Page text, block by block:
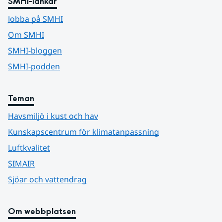
Jobba på SMHI
Om SMHI
SMHI-bloggen
SMHI-podden
Teman
Havsmiljö i kust och hav
Kunskapscentrum för klimatanpassning
Luftkvalitet
SIMAIR
Sjöar och vattendrag
Om webbplatsen